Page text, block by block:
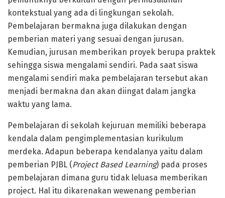
kontekstual yang ada di lingkungan sekolah.
Pembelajaran bermakna juga dilakukan dengan
pemberian materi yang sesuai dengan jurusan.
Kemudian, jurusan memberikan proyek berupa praktek
sehingga siswa mengalami sendiri. Pada saat siswa
mengalami sendiri maka pembelajaran tersebut akan
menjadi bermakna dan akan diingat dalam jangka
waktu yang lama.
Pembelajaran di sekolah kejuruan memiliki beberapa
kendala dalam pengimplementasian kurikulum
merdeka. Adapun beberapa kendalanya yaitu dalam
pemberian PJBL (Project Based Learning) pada proses
pembelajaran dimana guru tidak leluasa memberikan
project. Hal itu dikarenakan wewenang pemberian